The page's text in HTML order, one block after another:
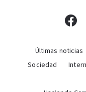
Últimas noticias
Sociedad